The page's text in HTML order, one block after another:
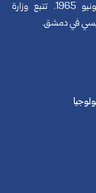
تأسست في 24 يونيو 1965. تتبع وزارة
في دمشق.